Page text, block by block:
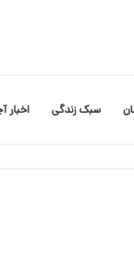
سبک زندگی اخبار